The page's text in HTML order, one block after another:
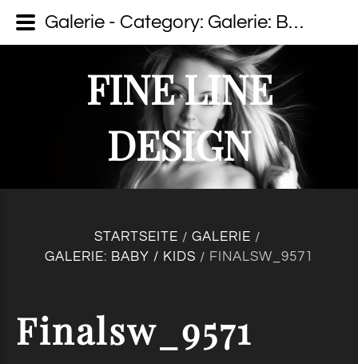
FINE LINE
DESIGN
STARTSEITE / GALERIE /
GALERIE: BABY / KIDS / FINALSW_9571
Finalsw_9571
Galerie - Category: Galerie: Baby / Kids - Image: Finalsw_9571 - fine line design - Dein Fotograf auf Usedom